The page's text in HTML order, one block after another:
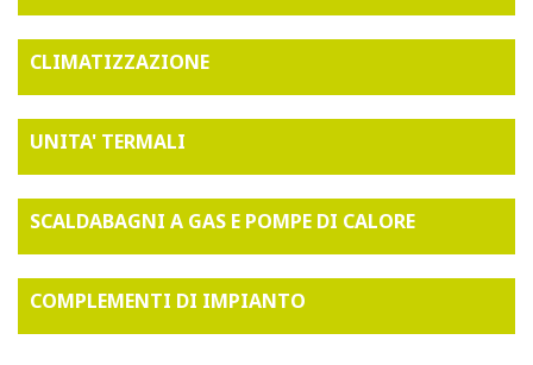
CLIMATIZZAZIONE
UNITA' TERMALI
SCALDABAGNI A GAS E POMPE DI CALORE
COMPLEMENTI DI IMPIANTO